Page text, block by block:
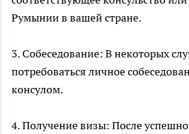
Румынии в вашей стране.
3. Собеседование: В некоторых
потребоваться личное
консулом.
4. Получение визы: После